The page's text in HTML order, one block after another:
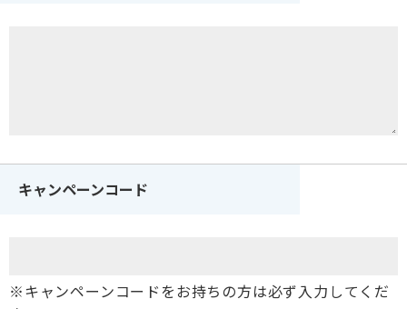
キャンペーンコード
※キャンペーンコードをお持ちの方は必ず入力してくだ